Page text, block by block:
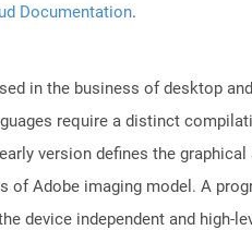
Documentation.
in the business of desktop
require a distinct
version defines the
of Adobe imaging model. A
device independent and high-